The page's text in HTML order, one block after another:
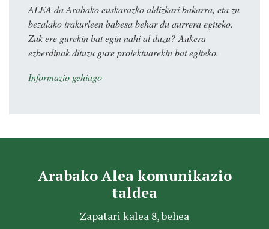
ALEA da Arabako euskarazko aldizkari bakarra, eta zu
bezalako irakurleen babesa behar du aurrera egiteko.
Zuk ere gurekin bat egin nahi al duzu? Aukera
ezberdinak dituzu gure proiektuarekin bat egiteko.
Informazio gehiago
Arabako Alea komunikazio
taldea
Zapatari kalea 8, behea